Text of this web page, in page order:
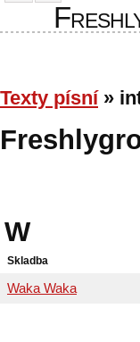
Texty písní»
W
Skladba
Waka Waka